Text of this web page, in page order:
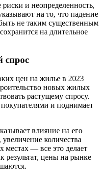
и неопределенность,
на то, что падение
не таким существенным
на длительное
спрос
цен на жилье в 2023
новых жилых
растущему спросу.
и поднимает
влияние на его
количества
местах — все это делает
результат, цены на рынке